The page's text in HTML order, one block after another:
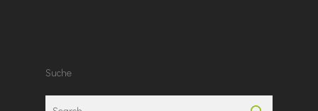
Suche